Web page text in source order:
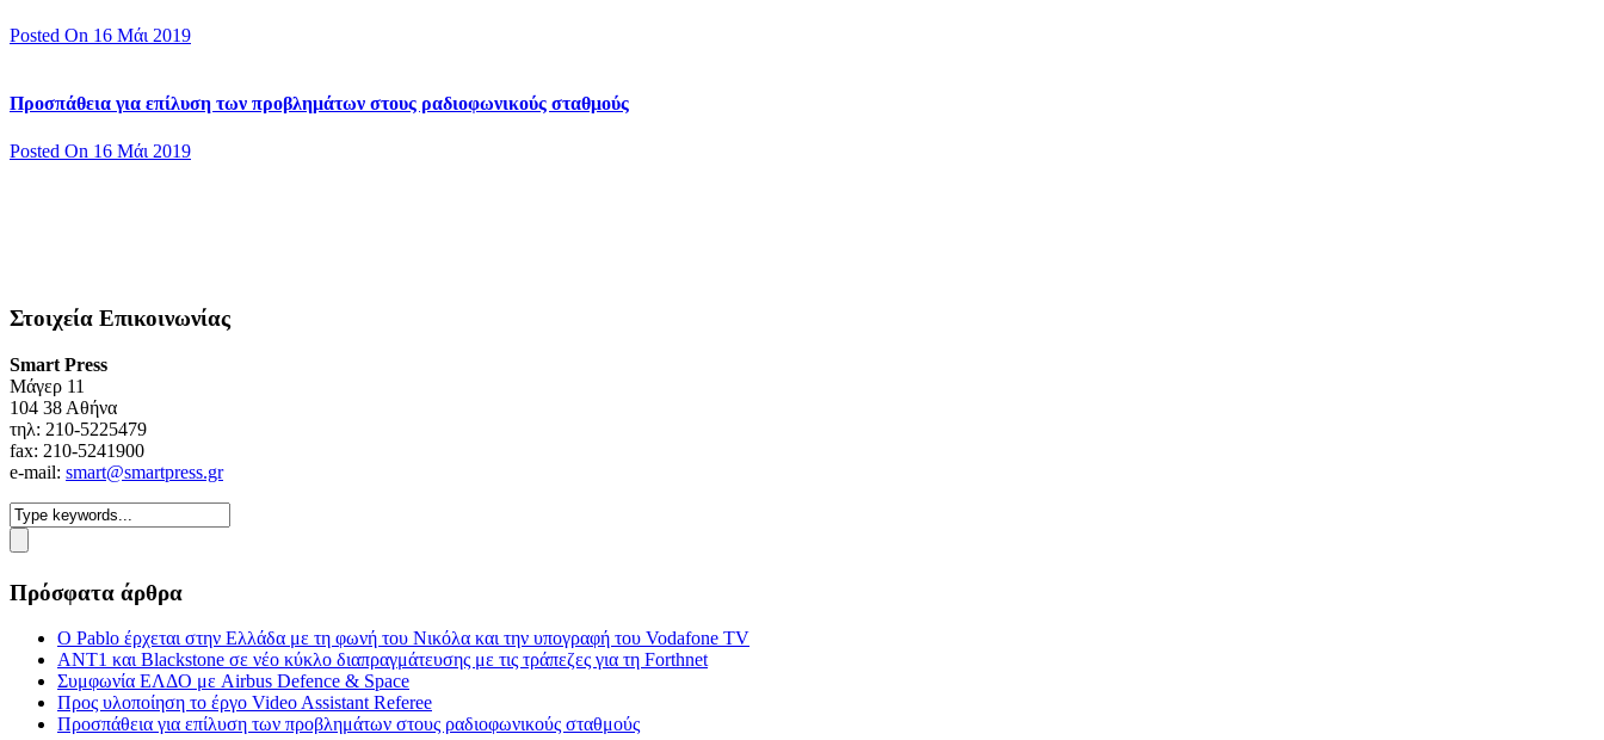
Posted On 16 Μάι 2019
Προσπάθεια για επίλυση των προβλημάτων στους ραδιοφωνικούς σταθμούς
Posted On 16 Μάι 2019
Στοιχεία Επικοινωνίας
Smart Press
Mάγερ 11
104 38 Αθήνα
τηλ: 210-5225479
fax: 210-5241900
e-mail: smart@smartpress.gr
Πρόσφατα άρθρα
Ο Pablo έρχεται στην Ελλάδα με τη φωνή του Νικόλα και την υπογραφή του Vodafone TV
ΑΝΤ1 και Blackstone σε νέο κύκλο διαπραγμάτευσης με τις τράπεζες για τη Forthnet
Συμφωνία ΕΛΔΟ με Airbus Defence & Space
Προς υλοποίηση το έργο Video Assistant Referee
Προσπάθεια για επίλυση των προβλημάτων στους ραδιοφωνικούς σταθμούς